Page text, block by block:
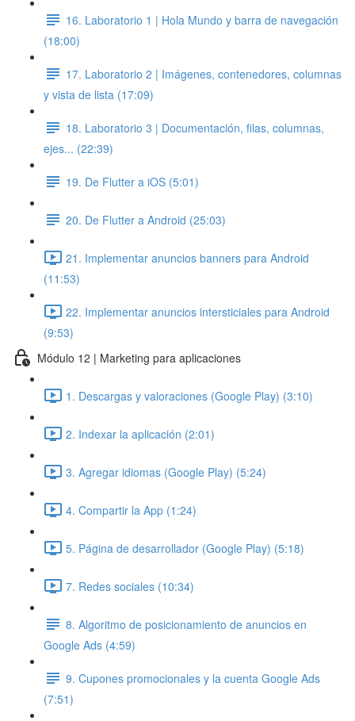
16. Laboratorio 1 | Hola Mundo y barra de navegación
(18:00)
17. Laboratorio 2 | Imágenes, contenedores, columnas
y vista de lista (17:09)
18. Laboratorio 3 | Documentación, filas, columnas,
ejes... (22:39)
19. De Flutter a iOS (5:01)
20. De Flutter a Android (25:03)
21. Implementar anuncios banners para Android
(11:53)
22. Implementar anuncios intersticiales para Android
(9:53)
Módulo 12 | Marketing para aplicaciones
1. Descargas y valoraciones (Google Play) (3:10)
2. Indexar la aplicación (2:01)
3. Agregar idiomas (Google Play) (5:24)
4. Compartir la App (1:24)
5. Página de desarrollador (Google Play) (5:18)
7. Redes sociales (10:34)
8. Algoritmo de posicionamiento de anuncios en
Google Ads (4:59)
9. Cupones promocionales y la cuenta Google Ads
(7:51)